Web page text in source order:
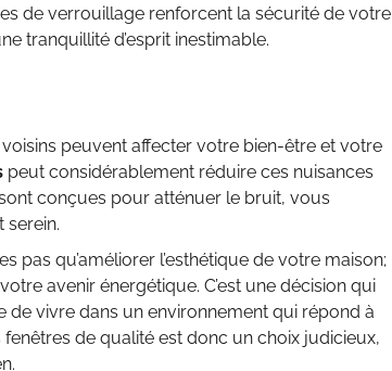
de verrouillage renforcent la sécurité de votre
tranquillité d’esprit inestimable.
peuvent affecter votre bien-être et votre
peut considérablement réduire ces nuisances
conçues pour atténuer le bruit, vous
serein.
pas qu’améliorer l’esthétique de votre maison;
avenir énergétique. C’est une décision qui
de vivre dans un environnement qui répond à
de qualité est donc un choix judicieux,